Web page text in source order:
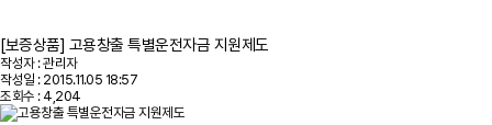
[보증상품] 고용창출 특별운전자금 지원제도
작성자 : 관리자
작성일 : 2015.11.05 18:57
조회수 : 4,204